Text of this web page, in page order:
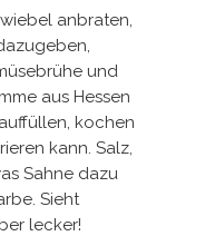
anbraten,
und
aus Hessen
kochen
kann. Salz,
Sahne dazu
Sieht
lecker!